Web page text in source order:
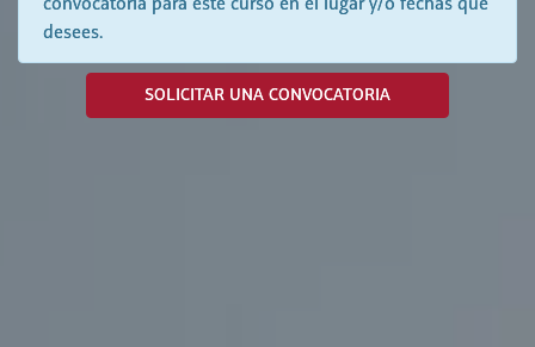
convocatoria para este curso en el lugar y/o fechas que
desees.
SOLICITAR UNA CONVOCATORIA